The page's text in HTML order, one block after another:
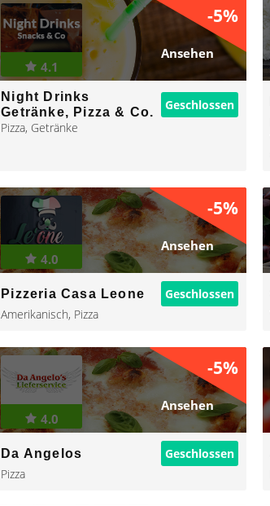
-5%
Ansehen
4.1
Night Drinks
Getränke, Pizza & Co.
Geschlossen
Pizza, Getränke
-5%
Ansehen
4.0
Pizzeria Casa Leone
Geschlossen
Amerikanisch, Pizza
-5%
Ansehen
4.0
Da Angelos
Geschlossen
Pizza